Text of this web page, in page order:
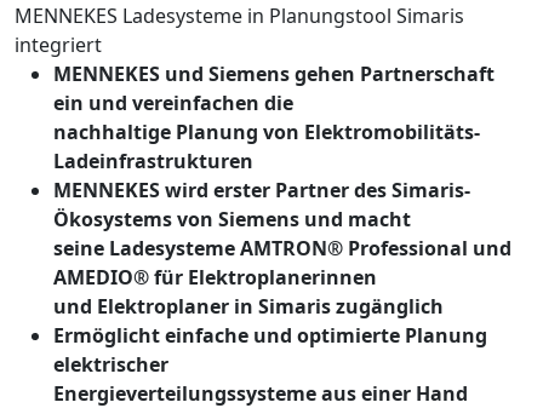
MENNEKES Ladesysteme in Planungstool Simaris
integriert
MENNEKES und Siemens gehen Partnerschaft
ein und vereinfachen die
nachhaltige Planung von Elektromobilitäts-
Ladeinfrastrukturen
MENNEKES wird erster Partner des Simaris-
Ökosystems von Siemens und macht
seine Ladesysteme AMTRON® Professional und
AMEDIO® für Elektroplanerinnen
und Elektroplaner in Simaris zugänglich
Ermöglicht einfache und optimierte Planung
elektrischer
Energieverteilungssysteme aus einer Hand